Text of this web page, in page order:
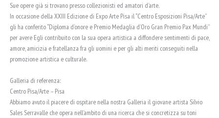
Sue opere già si trovano presso collezionisti ed amatori d’arte.
In occasione della XXIII Edizione di Expo Arte Pisa il “Centro Esposizioni Pisa/Arte”
gli ha conferito “Diploma d’onore e Premio Medaglia d’Oro Gran Premio Pax Mundi”
per avere Egli contribuito con la sua opera artistica a diffondere sentimenti di pace,
amore, amicizia e fratellanza fra gli uomini e per gli alti meriti conseguiti nella
promozione artistica e culturale.
Galleria di referenza:
Centro Pisa/Arte – Pisa
Abbiamo avuto il piacere di ospitare nella nostra Galleria il giovane artista Silvio
Sales Serravalle che opera nell’ambito di una ricerca che si concretizza su toni